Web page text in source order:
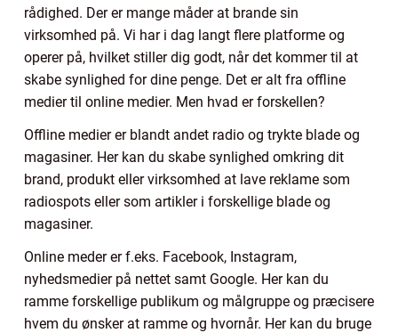
rådighed. Der er mange måder at brande sin
virksomhed på. Vi har i dag langt flere platforme og
operer på, hvilket stiller dig godt, når det kommer til at
skabe synlighed for dine penge. Det er alt fra offline
medier til online medier. Men hvad er forskellen?
Offline medier er blandt andet radio og trykte blade og
magasiner. Her kan du skabe synlighed omkring dit
brand, produkt eller virksomhed at lave reklame som
radiospots eller som artikler i forskellige blade og
magasiner.
Online meder er f.eks. Facebook, Instagram,
nyhedsmedier på nettet samt Google. Her kan du
ramme forskellige publikum og målgruppe og præcisere
hvem du ønsker at ramme og hvornår. Her kan du bruge